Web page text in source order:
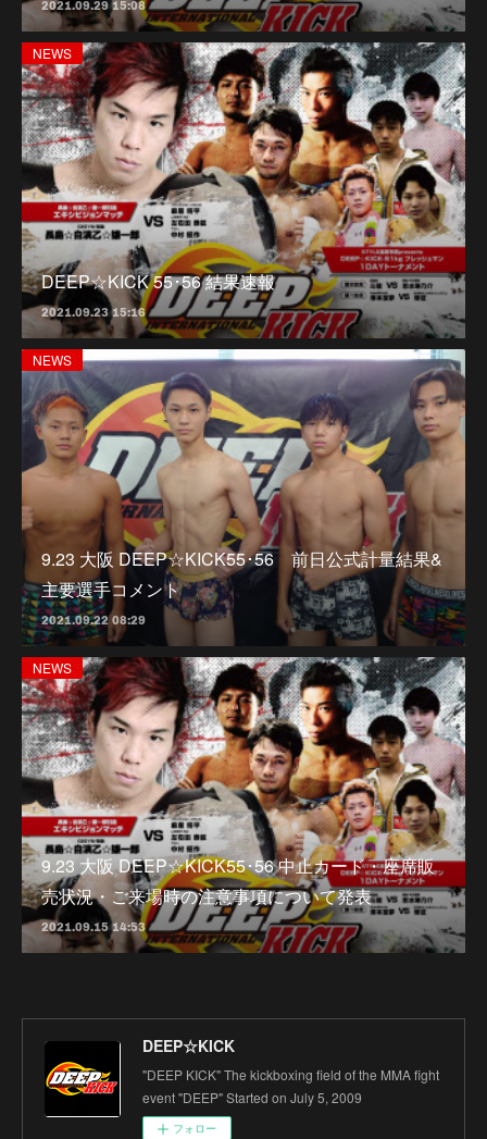
2021.09.29 15:08
NEWS
DEEP☆KICK 55･56 結果速報
2021.09.23 15:16
NEWS
9.23 大阪 DEEP☆KICK55･56 前日公式計量結果&
主要選手コメント
2021.09.22 08:29
NEWS
9.23 大阪 DEEP☆KICK55･56 中止カード・座席販
売状況・ご来場時の注意事項について発表
2021.09.15 14:53
DEEP☆KICK
"DEEP KICK" The kickboxing field of the MMA fight
event "DEEP" Started on July 5, 2009
フォロー